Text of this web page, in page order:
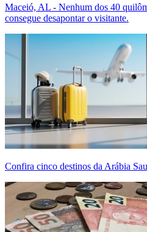
Maceió, AL - Nenhum dos 40
consegue desapontar o visitante.
Confira cinco destinos da Arábia